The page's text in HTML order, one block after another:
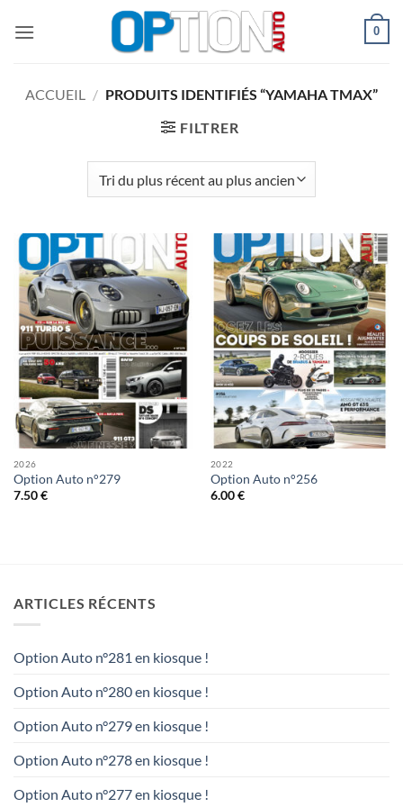
0
ACCUEIL / PRODUITS IDENTIFIÉS “YAMAHA TMAX”
FILTRER
2026
Option Auto n°279
7.50€
2022
Option Auto n°256
6.00€
ARTICLES RÉCENTS
Option Auto n°281 en kiosque !
Option Auto n°280 en kiosque !
Option Auto n°279 en kiosque !
Option Auto n°278 en kiosque !
Option Auto n°277 en kiosque !